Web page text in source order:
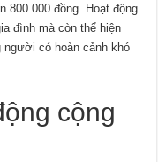
800.000 đồng. Hoạt động
đình mà còn thể hiện
có hoàn cảnh khó
cộng